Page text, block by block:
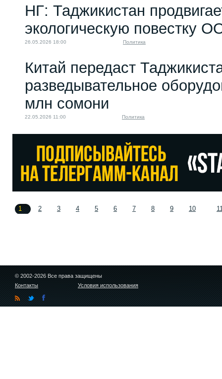
НГ: Таджикистан
экологическую повестку
26.05.2026 18:00 Политика
Китай передаст
разведывательное
млн сомони
22.05.2026 11:00 Политика
1 2 3 4 5 6 7 8 9 10
© 2002-2026 Все права защищены
Контакты
Условия использования